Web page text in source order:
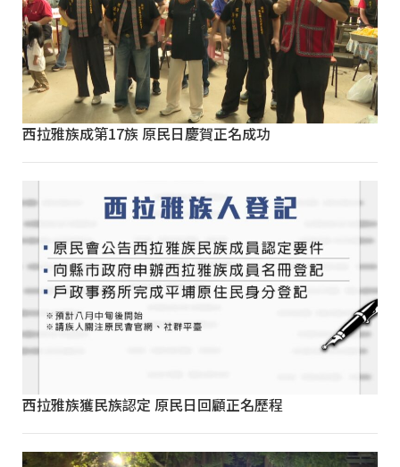
西拉雅族成第17族 原民日慶賀正名成功
西拉雅族獲民族認定 原民日回顧正名歷程